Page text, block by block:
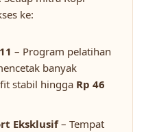
ke:
– Program pelatihan
banyak
stabil hingga Rp 46
Eksklusif– Tempat